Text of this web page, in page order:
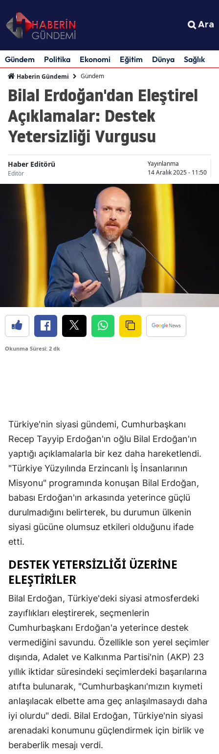
Ara
Gündem Politika Ekonomi Eğitim Dünya Sağlık
Haberin Gündemi Gündem
Bilal Erdoğan'dan Eleştirel
Açıklamalar: Destek
Yetersizliği Vurgusu
Haber Editörü
Editör
Yayınlanma
14 Aralık 2025 - 11:50
Okunma Süresi: 2 dk
Türkiye'nin siyasi gündemi, Cumhurbaşkanı
Recep Tayyip Erdoğan'ın oğlu Bilal Erdoğan'ın
yaptığı açıklamalarla bir kez daha hareketlendi.
"Türkiye Yüzyılında Erzincanlı İş İnsanlarının
Misyonu" programında konuşan Bilal Erdoğan,
babası Erdoğan'ın arkasında yeterince güçlü
durulmadığını belirterek, bu durumun ülkenin
siyasi gücüne olumsuz etkileri olduğunu ifade
etti.
DESTEK YETERSIZLIĞI ÜZERINE
ELEŞTIRILER
Bilal Erdoğan, Türkiye'deki siyasi atmosferdeki
zayıflıkları eleştirerek, seçmenlerin
Cumhurbaşkanı Erdoğan'a yeterince destek
vermediğini savundu. Özellikle son yerel seçimler
dışında, Adalet ve Kalkınma Partisi'nin (AKP) 23
yıllık iktidar süresindeki seçimlerdeki başarılarına
atıfta bulunarak, "Cumhurbaşkanı'mızın kıymeti
anlaşılacak elbette ama geç anlaşılmasaydı daha
iyi olurdu" dedi. Bilal Erdoğan, Türkiye'nin siyasi
arenadaki konumunu güçlendirmek için birlik ve
beraberlik mesajı verdi.